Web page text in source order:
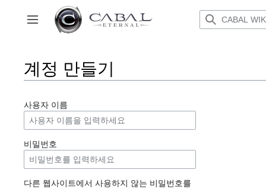
문
동
사이드바 토글
계정 만들기
사용자 이름
비밀번호
다른 웹사이트에서 사용하지 않는 비밀번호를